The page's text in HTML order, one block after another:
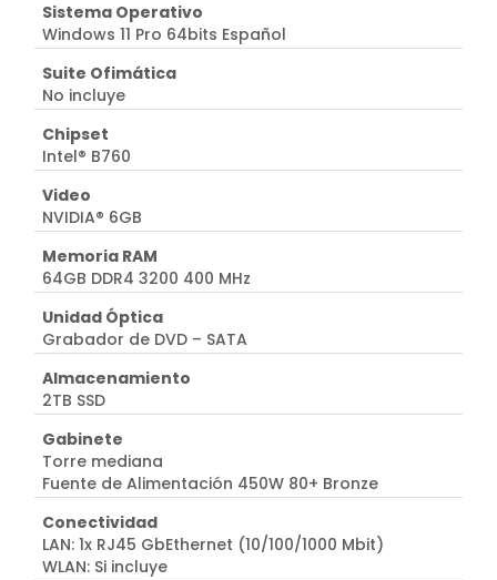
Sistema Operativo
Windows 11 Pro 64bits Español
Suite Ofimática
No incluye
Chipset
Intel® B760
Video
NVIDIA® 6GB
Memoria RAM
64GB DDR4 3200 400 MHz
Unidad Óptica
Grabador de DVD – SATA
Almacenamiento
2TB SSD
Gabinete
Torre mediana
Fuente de Alimentación 450W 80+ Bronze
Conectividad
LAN: 1x RJ45 GbEthernet (10/100/1000 Mbit)
WLAN: Si incluye